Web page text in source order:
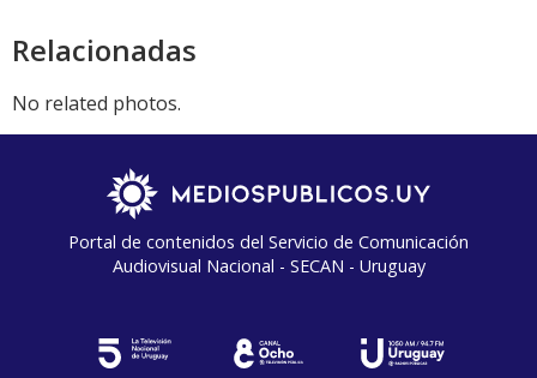
Relacionadas
No related photos.
Portal de contenidos del Servicio de Comunicación
Audiovisual Nacional - SECAN - Uruguay